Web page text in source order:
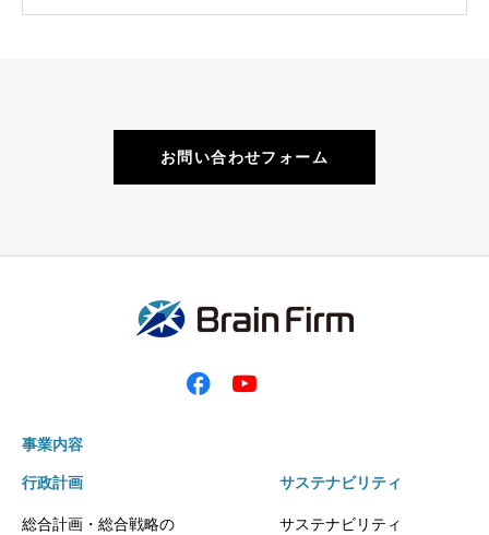
お問い合わせフォーム
事業内容
行政計画
総合計画・総合戦略の
サステナビリティ
サステナビリティ